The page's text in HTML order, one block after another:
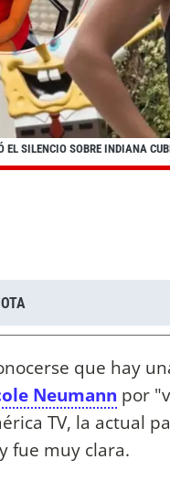
SILENCIO SOBRE INDIANA
que hay
Neumann por
TV, la actual
fue muy clara.